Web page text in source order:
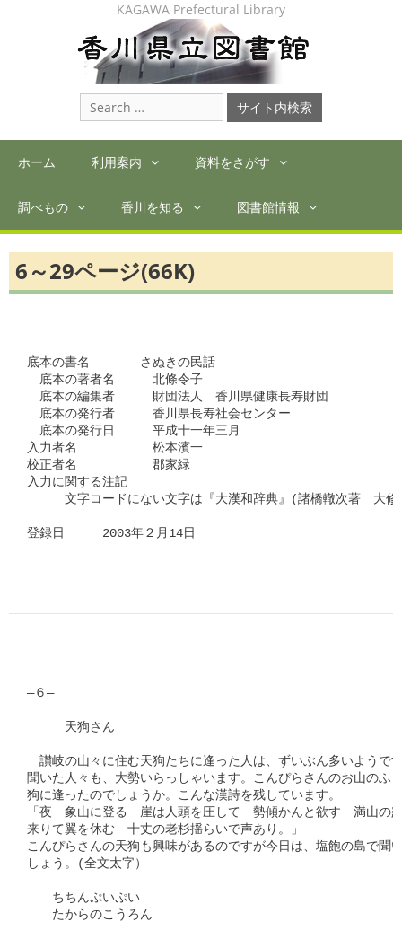
KAGAWA Prefectural Library
Search
for:
ホーム 利用案内 資料をさがす
調べもの 香川を知る 図書館情報
6～29ページ(66K)
底本の書名　　　　さぬきの民話
底本の著者名　　　北條令子
底本の編集者　　　財団法人　香川県健康長寿財団
底本の発行者　　　香川県長寿社会センター
底本の発行日　　　平成十一年三月
入力者名　　　　　　松本濱一
校正者名　　　　　　郡家緑
入力に関する注記
文字コードにない文字は『大漢和辞典』(諸橋轍次著　大修
登録日　　　2003年２月14日